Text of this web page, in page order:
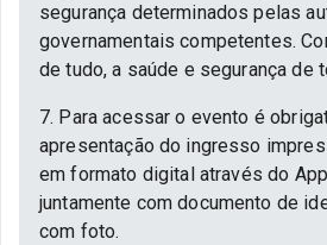
segurança determinados pelas
governamentais competentes.
de tudo, a saúde e segurança de
7. Para acessar o evento é
apresentação do ingresso
em formato digital através do
juntamente com documento de
com foto.